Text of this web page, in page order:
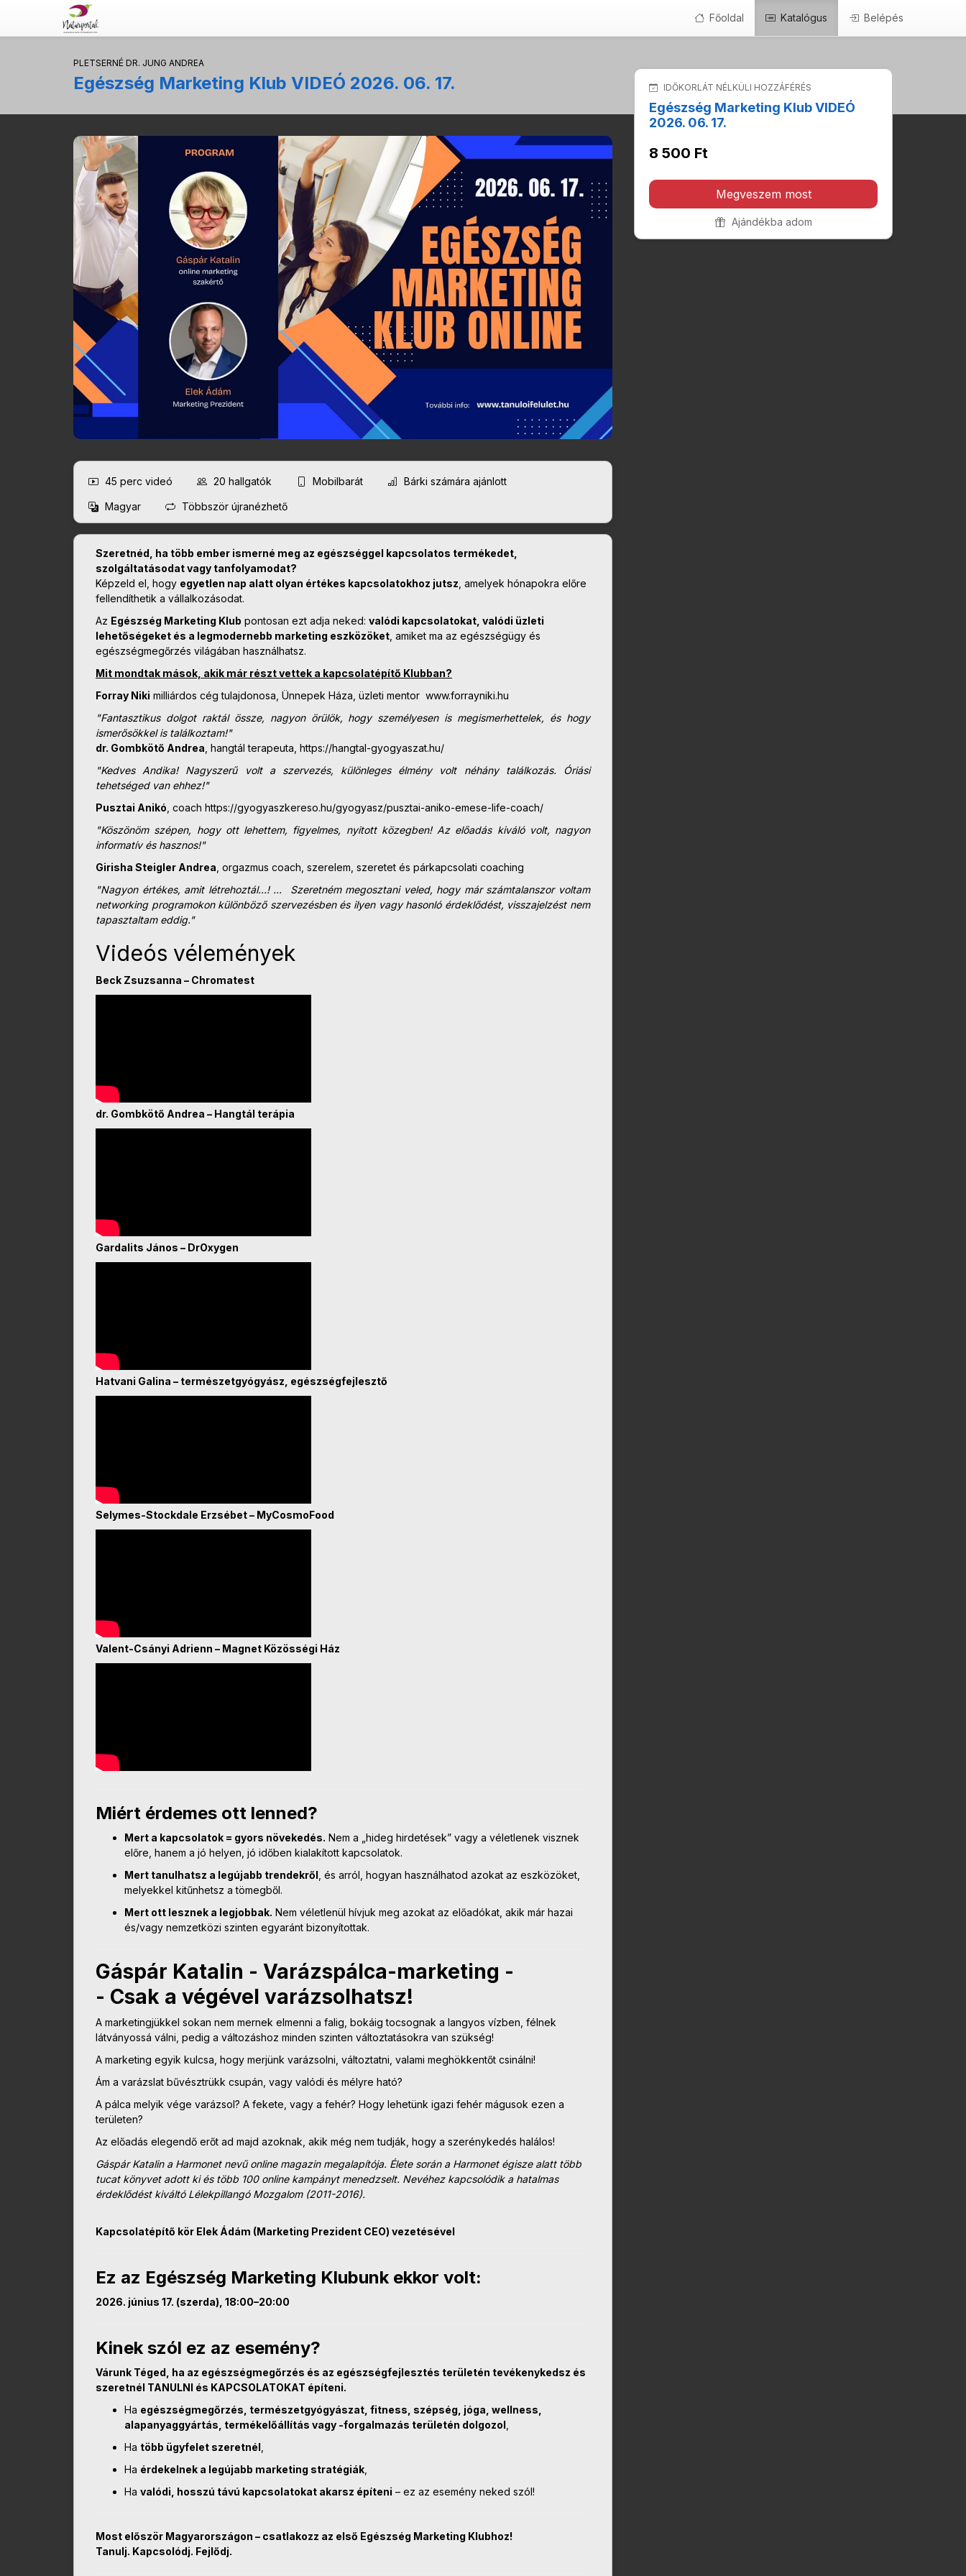
Főoldal Katalógus Belépés
PLETSERNÉ DR. JUNG ANDREA
Egészség Marketing Klub VIDEÓ 2026. 06. 17.
45 perc videó 20 hallgatók Mobilbarát Bárki számára ajánlott
Magyar Többször újranézhető
Szeretnéd, ha több ember ismerné meg az egészséggel kapcsolatos termékedet,
szolgáltatásodat vagy tanfolyamodat?
Képzeld el, hogy egyetlen nap alatt olyan értékes kapcsolatokhoz jutsz , amelyek hónapokra előre
fellendíthetik a vállalkozásodat.
Az Egészség Marketing Klub pontosan ezt adja neked: valódi kapcsolatokat, valódi üzleti
lehetőségeket és a legmodernebb marketing eszközöket , amiket ma az egészségügy és
egészségmegőrzés világában használhatsz.
Mit mondtak mások, akik már részt vettek a kapcsolatépítő Klubban?
Forray Niki milliárdos cég tulajdonosa, Ünnepek Háza, üzleti mentor www.forrayniki.hu
"Fantasztikus dolgot raktál össze, nagyon örülök, hogy személyesen is megismerhettelek, és hogy
ismerősökkel is találkoztam!"
dr. Gombkötő Andrea , hangtál terapeuta, https://hangtal-gyogyaszat.hu/
"Kedves Andika! Nagyszerű volt a szervezés, különleges élmény volt néhány találkozás. Óriási
tehetséged van ehhez!"
Pusztai Anikó , coach https://gyogyaszkereso.hu/gyogyasz/pusztai-aniko-emese-life-coach/
"Köszönöm szépen, hogy ott lehettem, figyelmes, nyitott közegben! Az előadás kiváló volt, nagyon
informatív és hasznos!"
Girisha Steigler Andrea , orgazmus coach, szerelem, szeretet és párkapcsolati coaching
"Nagyon értékes, amit létrehoztál...! ... Szeretném megosztani veled, hogy már számtalanszor voltam
networking programokon különböző szervezésben és ilyen vagy hasonló érdeklődést, visszajelzést nem
tapasztaltam eddig."
Videós vélemények
Beck Zsuzsanna – Chromatest
dr. Gombkötő Andrea – Hangtál terápia
Gardalits János – DrOxygen
Hatvani Galina – természetgyógyász, egészségfejlesztő
Selymes-Stockdale Erzsébet – MyCosmoFood
Valent-Csányi Adrienn – Magnet Közösségi Ház
Miért érdemes ott lenned?
Mert a kapcsolatok = gyors növekedés. Nem a „hideg hirdetések” vagy a véletlenek visznek
előre, hanem a jó helyen, jó időben kialakított kapcsolatok.
Mert tanulhatsz a legújabb trendekről , és arról, hogyan használhatod azokat az eszközöket,
melyekkel kitűnhetsz a tömegből.
Mert ott lesznek a legjobbak. Nem véletlenül hívjuk meg azokat az előadókat, akik már hazai
és/vagy nemzetközi szinten egyaránt bizonyítottak.
Gáspár Katalin - Varázspálca-marketing -
- Csak a végével varázsolhatsz!
A marketingjükkel sokan nem mernek elmenni a falig, bokáig tocsognak a langyos vízben, félnek
látványossá válni, pedig a változáshoz minden szinten változtatásokra van szükség!
A marketing egyik kulcsa, hogy merjünk varázsolni, változtatni, valami meghökkentőt csinálni!
Ám a varázslat bűvésztrükk csupán, vagy valódi és mélyre ható?
A pálca melyik vége varázsol? A fekete, vagy a fehér? Hogy lehetünk igazi fehér mágusok ezen a
területen?
Az előadás elegendő erőt ad majd azoknak, akik még nem tudják, hogy a szerénykedés halálos!
Gáspár Katalin a Harmonet nevű online magazin megalapítója. Élete során a Harmonet égisze alatt több
tucat könyvet adott ki és több 100 online kampányt menedzselt. Nevéhez kapcsolódik a hatalmas
érdeklődést kiváltó Lélekpillangó Mozgalom (2011-2016).
Kapcsolatépítő kör Elek Ádám (Marketing Prezident CEO) vezetésével
Ez az Egészség Marketing Klubunk ekkor volt:
2026. június 17. (szerda), 18:00–20:00
Kinek szól ez az esemény?
Várunk Téged, ha az egészségmegőrzés és az egészségfejlesztés területén tevékenykedsz és
szeretnél TANULNI és KAPCSOLATOKAT építeni.
Ha egészségmegőrzés, természetgyógyászat, fitness, szépség, jóga, wellness,
alapanyaggyártás, termékelőállítás vagy -forgalmazás területén dolgozol
Ha több ügyfelet szeretnél
Ha érdekelnek a legújabb marketing stratégiák
Ha valódi, hosszú távú kapcsolatokat akarsz építeni – ez az esemény neked szól!
Most először Magyarországon – csatlakozz az első Egészség Marketing Klubhoz!
Tanulj. Kapcsolódj. Fejlődj.
IDŐKORLÁT NÉLKÜLI HOZZÁFÉRÉS
Egészség Marketing Klub VIDEÓ
2026. 06. 17.
8 500 Ft
Megveszem most
Ajándékba adom